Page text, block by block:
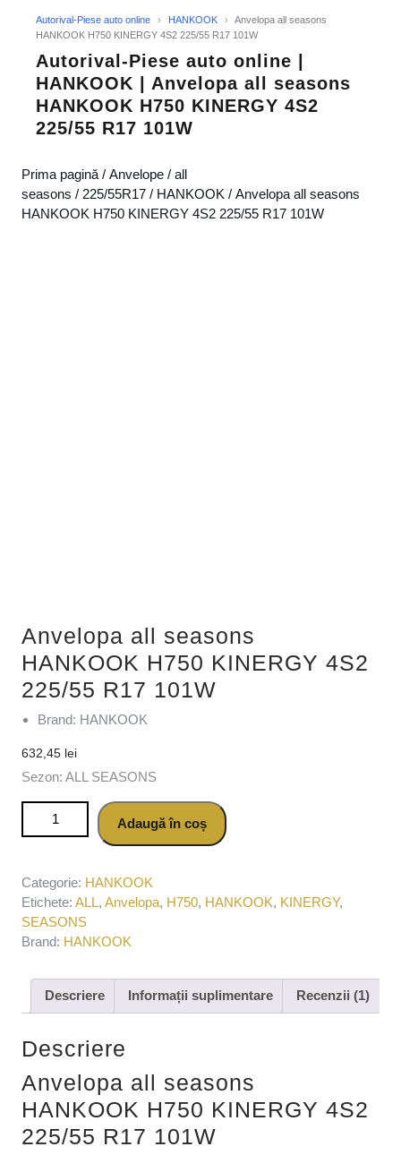
Autorival-Piese auto online › HANKOOK ›
Anvelopa all seasons
HANKOOK H750 KINERGY 4S2 225/55 R17 101W
Autorival-Piese auto online |
HANKOOK | Anvelopa all seasons
HANKOOK H750 KINERGY 4S2
225/55 R17 101W
Prima pagină / Anvelope / all
seasons / 225/55R17 / HANKOOK / Anvelopa all seasons
HANKOOK H750 KINERGY 4S2 225/55 R17 101W
Anvelopa all seasons
HANKOOK H750 KINERGY 4S2
225/55 R17 101W
Brand: HANKOOK
632,45 lei
Sezon: ALL SEASONS
Cantitate Anvelopa all seasons HANKOOK H750 KINERGY
4S2 225/55 R17 101WAdaugă în coș
Categorie: HANKOOK
Etichete: ALL, Anvelopa, H750, HANKOOK, KINERGY,
SEASONS
Brand: HANKOOK
Descriere Informații suplimentare Recenzii (1)
Descriere
Anvelopa all seasons
HANKOOK H750 KINERGY 4S2
225/55 R17 101W